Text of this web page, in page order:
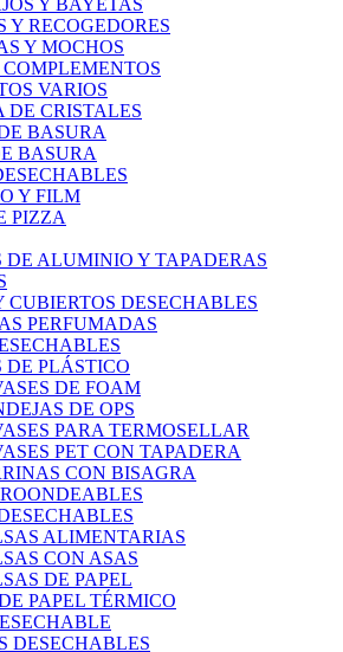
Y BAYETAS
Y RECOGEDORES
Y MOCHOS
VARIOS
DE CRISTALES
BASURA
BASURA
Y FILM
PIZZA
DE ALUMINIO Y TAPADERAS
CUBIERTOS DESECHABLES
PERFUMADAS
DE PLÁSTICO
DE FOAM
DE OPS
PARA TERMOSELLAR
PET CON TAPADERA
CON BISAGRA
ALIMENTARIAS
CON ASAS
DE PAPEL
PAPEL TÉRMICO
DESECHABLES